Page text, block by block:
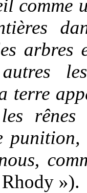
comme
arbres
terre
rênes
»).